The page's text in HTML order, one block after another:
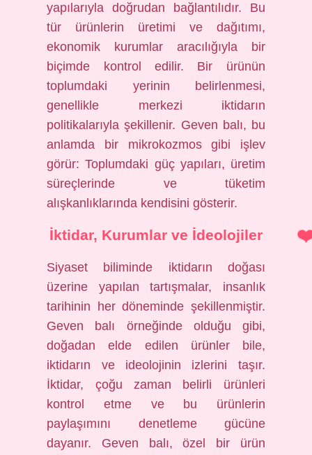
yapılarıyla doğrudan bağlantılıdır. Bu
tür ürünlerin üretimi ve dağıtımı,
ekonomik kurumlar aracılığıyla bir
biçimde kontrol edilir. Bir ürünün
toplumdaki yerinin belirlenmesi,
genellikle merkezi iktidarın
politikalarıyla şekillenir. Geven balı, bu
anlamda bir mikrokozmos gibi işlev
görür: Toplumdaki güç yapıları, üretim
süreçlerinde ve tüketim
alışkanlıklarında kendisini gösterir.
İktidar, Kurumlar ve İdeolojiler
Siyaset biliminde iktidarın doğası
üzerine yapılan tartışmalar, insanlık
tarihinin her döneminde şekillenmiştir.
Geven balı örneğinde olduğu gibi,
doğadan elde edilen ürünler bile,
iktidarın ve ideolojinin izlerini taşır.
İktidar, çoğu zaman belirli ürünleri
kontrol etme ve bu ürünlerin
paylaşımını denetleme gücüne
dayanır. Geven balı, özel bir ürün